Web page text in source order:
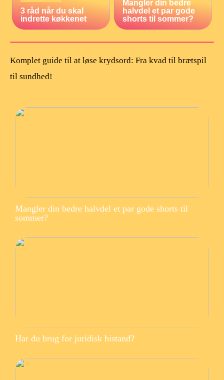
3 råd når du skal
indrette køkkenet
Mangler din bedre
halvdel et par gode
shorts til sommer?
Komplet guide til at løse krydsord: Fra kvad til brætspil
til sundhed!
Mangler din bedre halvdel et par gode shorts til
sommer?
Har du brug for juridisk bistand?